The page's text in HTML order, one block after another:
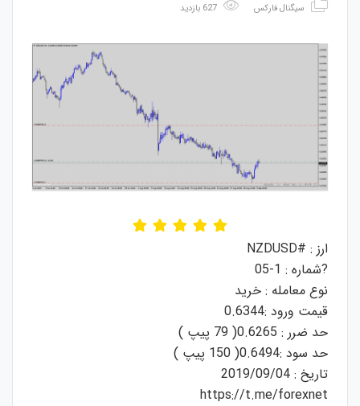
سیگنال فارکس
ارز : #NZDUSD
?شماره : 1-05
نوع معامله : خرید
قیمت ورود :0.6344
حد ضرر : 0.6265( 79 پیپ )
حد سود :0.6494( 150 پیپ )
تاریخ : 2019/09/04
https://t.me/forexnet